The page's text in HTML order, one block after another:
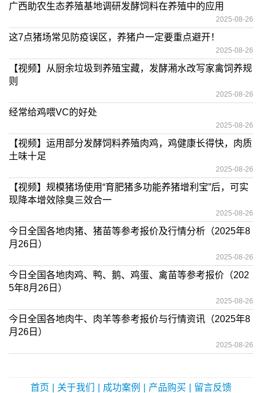
广西助农生态养殖基地调研发酵饲料在养殖中的应用
2025-08-26
这7点猪场常见防疫误区，养猪户一定要重点避开！
2025-08-26
【视频】从厨余垃圾到养殖宝藏，发酵潲水改写家禽饲养规
则
2025-08-26
经常给鸡喂VC的好处
2025-08-26
【视频】运用部分发酵饲料养殖肉鸡，鸡健康长得快，肉质
土味十足
2025-08-26
【视频】规模猪场使用“育肥猪多功能养猪增利宝”后，可实
现降本增效除臭三效合一
2025-08-26
今日全国各地肉猪、猪苗等参考报价及行情分析（2025年8
月26日）
2025-08-26
今日全国各地肉鸡、鸭、鹅、鸡蛋、禽苗等参考报价（202
5年8月26日）
2025-08-26
今日全国各地肉牛、肉羊等参考报价与行情资讯（2025年8
月26日）
2025-08-26
首页 关于我们 成功案例 产品购买 留言反馈